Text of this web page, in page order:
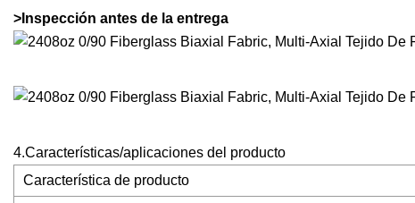
>Inspección antes de la entrega
4.Características/aplicaciones del producto
Característica de producto